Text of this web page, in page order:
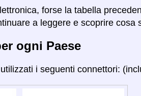
forse la tabella
a leggere e scoprire cosa
ogni Paese
i seguenti connettori: